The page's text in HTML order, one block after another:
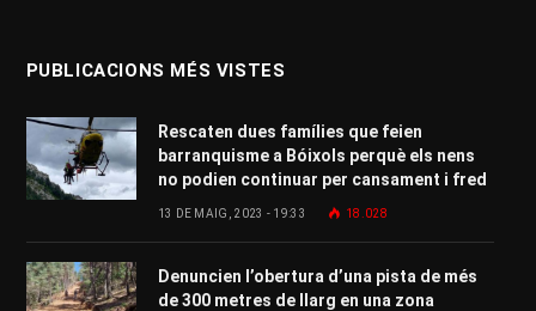
PUBLICACIONS MÉS VISTES
Rescaten dues famílies que feien
barranquisme a Bóixols perquè els nens
no podien continuar per cansament i fred
13 DE MAIG, 2023 - 19:33 18.028
Denuncien l’obertura d’una pista de més
de 300 metres de llarg en una zona